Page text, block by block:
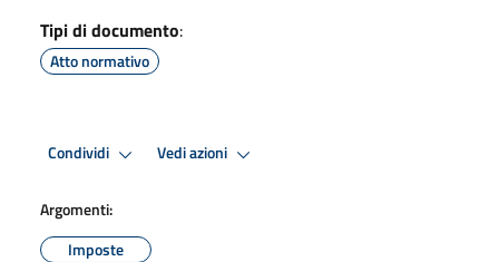
Tipi di documento:
Atto normativo
Condividi Vedi azioni
Argomenti:
Imposte